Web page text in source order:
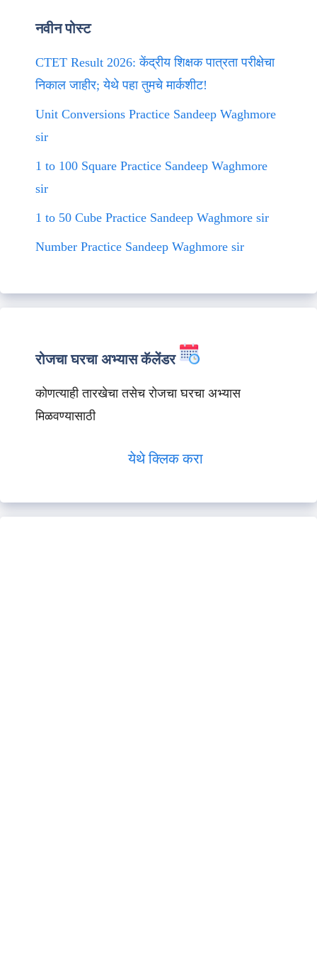
नवीन पोस्ट
CTET Result 2026: केंद्रीय शिक्षक पात्रता परीक्षेचा
निकाल जाहीर; येथे पहा तुमचे मार्कशीट!
Unit Conversions Practice Sandeep Waghmore
sir
1 to 100 Square Practice Sandeep Waghmore
sir
1 to 50 Cube Practice Sandeep Waghmore sir
Number Practice Sandeep Waghmore sir
रोजचा घरचा अभ्यास कॅलेंडर
कोणत्याही तारखेचा तसेच रोजचा घरचा अभ्यास
मिळवण्यासाठी
येथे क्लिक करा